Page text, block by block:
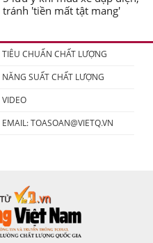
tránh 'tiền mất tật mang'
TIÊU CHUẨN CHẤT LƯỢNG
NĂNG SUẤT CHẤT LƯỢNG
VIDEO
EMAIL:TOASOAN@VIETQ.VN